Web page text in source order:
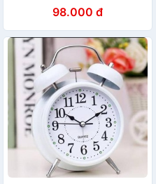
98.000 đ